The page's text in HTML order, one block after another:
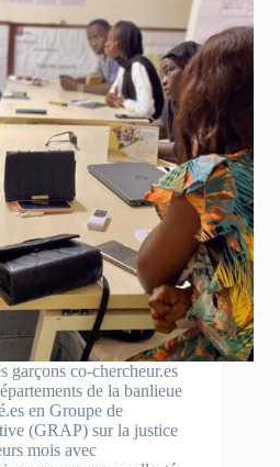
garçons co-chercheur.es
de la banlieue
en Groupe de
(GRAP) sur la justice
mois avec